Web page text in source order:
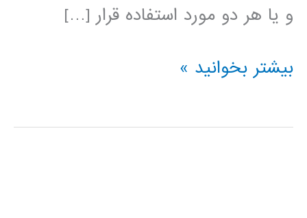
و یا هر دو مورد استفاده قرار […]
داده
data
بیشتر بخوانید »